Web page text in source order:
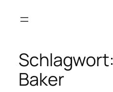
Inhalt
Schlagwort:
Baker